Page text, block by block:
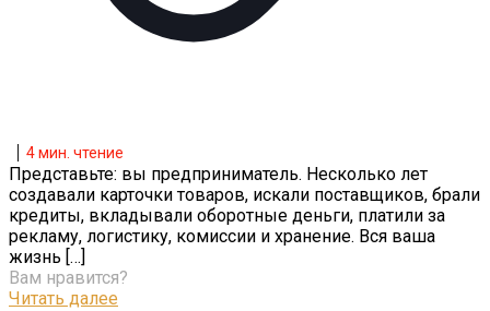
4мин. чтение
Представьте: вы предприниматель. Несколько лет
создавали карточки товаров, искали поставщиков, брали
кредиты, вкладывали оборотные деньги, платили за
рекламу, логистику, комиссии и хранение. Вся ваша
жизнь […]
Вам нравится?
Читать далее